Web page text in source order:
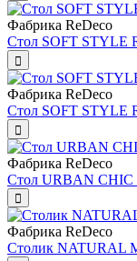
Фабрика ReDeco
Стол SOFT STYLE
Фабрика ReDeco
Стол SOFT STYLE
Фабрика ReDeco
Стол URBAN CHIC
Фабрика ReDeco
Столик NATURAL